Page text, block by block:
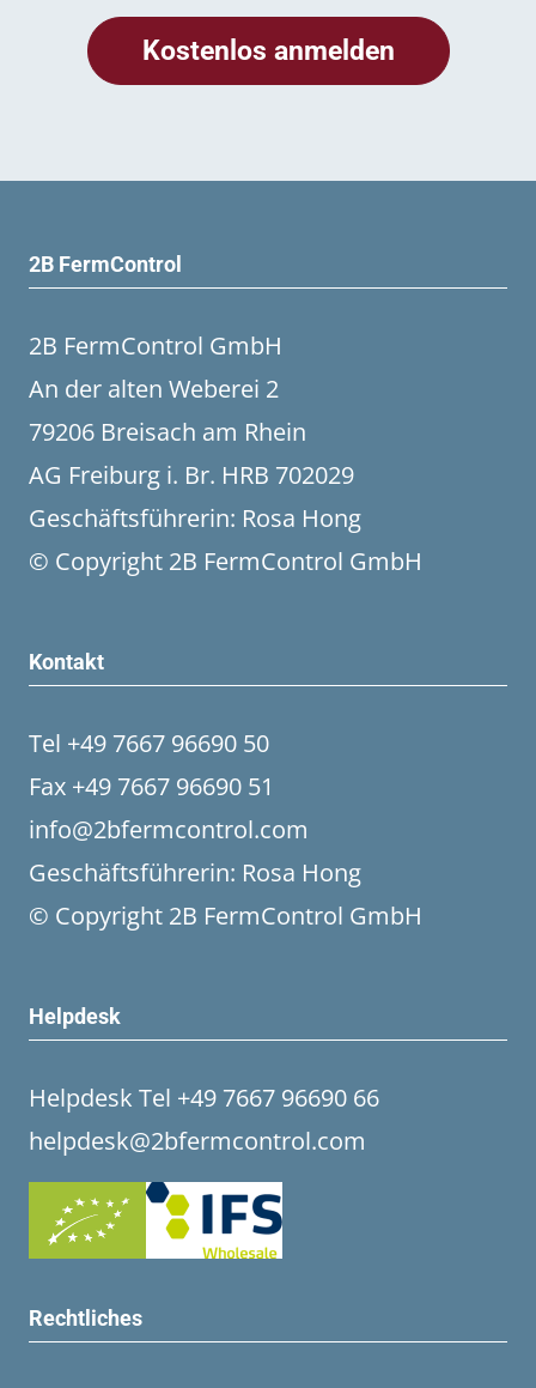
2B FermControl
2B FermControl GmbH
An der alten Weberei 2
79206 Breisach am Rhein
AG Freiburg i. Br. HRB 702029
Geschäftsführerin: Rosa Hong
© Copyright 2B FermControl GmbH
Kontakt
Tel +49 7667 96690 50
Fax +49 7667 96690 51
info@2bfermcontrol.com
Geschäftsführerin: Rosa Hong
© Copyright 2B FermControl GmbH
Helpdesk
Helpdesk Tel +49 7667 96690 66
helpdesk@2bfermcontrol.com
Rechtliches